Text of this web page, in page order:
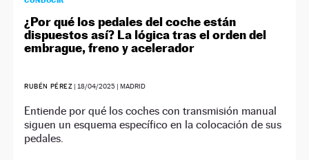
¿Por qué los pedales del coche están
dispuestos así? La lógica tras el orden del
embrague, freno y acelerador
RUBÉN PÉREZ | 18/04/2025 | MADRID
Entiende por qué los coches con transmisión manual
siguen un esquema específico en la colocación de sus
pedales.